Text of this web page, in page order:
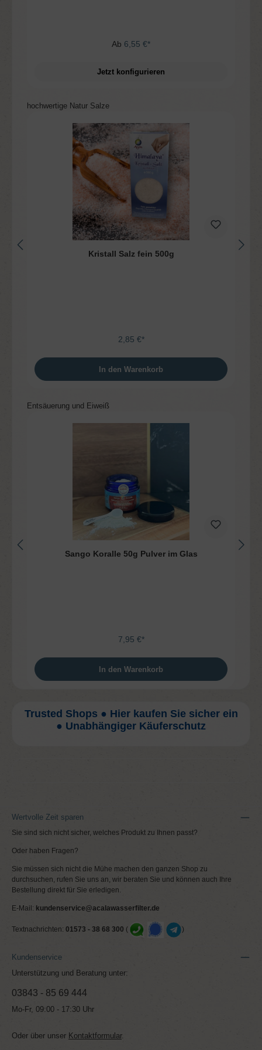
Ab 6,55 €*
Jetzt konfigurieren
Produktgalerie überspringen
hochwertige Natur Salze
Kristall Salz fein 500g
2,85 €*
In den Warenkorb
Produktgalerie überspringen
Entsäuerung und Eiweiß
Sango Koralle 50g Pulver im Glas
7,95 €*
In den Warenkorb
Trusted Shops ● Hier kaufen Sie sicher ein
● Unabhängiger Käuferschutz
Wertvolle Zeit sparen
Sie sind sich nicht sicher, welches Produkt zu Ihnen passt?
Oder haben Fragen?
Sie müssen sich nicht die Mühe machen den ganzen Shop zu
durchsuchen, rufen Sie uns an, wir beraten Sie und können auch Ihre
Bestellung direkt für Sie erledigen.
E-Mail: kundenservice@acalawasserfilter.de
Textnachrichten: 01573 - 38 68 300 ( )
Kundenservice
Unterstützung und Beratung unter:
03843 - 85 69 444
Mo-Fr, 09:00 - 17:30 Uhr
Oder über unser Kontaktformular.